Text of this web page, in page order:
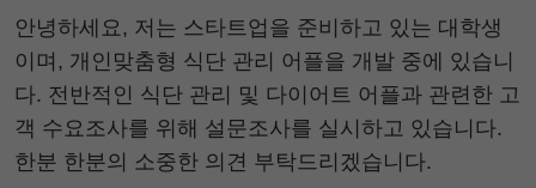
안녕하세요, 저는 스타트업을 준비하고 있는 대학생
이며, 개인맞춤형 식단 관리 어플을 개발 중에 있습니
다. 전반적인 식단 관리 및 다이어트 어플과 관련한 고
객 수요조사를 위해 설문조사를 실시하고 있습니다.
한분 한분의 소중한 의견 부탁드리겠습니다.